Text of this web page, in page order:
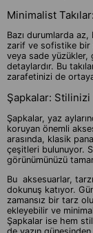
Minimalist
Bazı durumlarda
zarif ve sofistike bir
veya sade yüzükler,
detaylardır. Bu
zarafetinizi de
Şapkalar: Stilinizi
Şapkalar, yaz
koruyan önemli
arasında, klasik
çeşitleri bulunuyor.
görünümünüzü
Bu aksesuarlar,
dokunuş katıyor.
zamansız bir tarz
ekleyebilir ve
Şapkalar ise hem